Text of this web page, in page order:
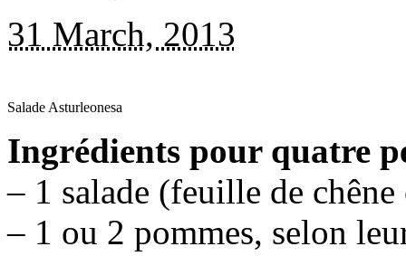
31 March, 2013
Salade Asturleonesa
Ingrédients pour quatre
– 1 salade (feuille de
– 1 ou 2 pommes, selon